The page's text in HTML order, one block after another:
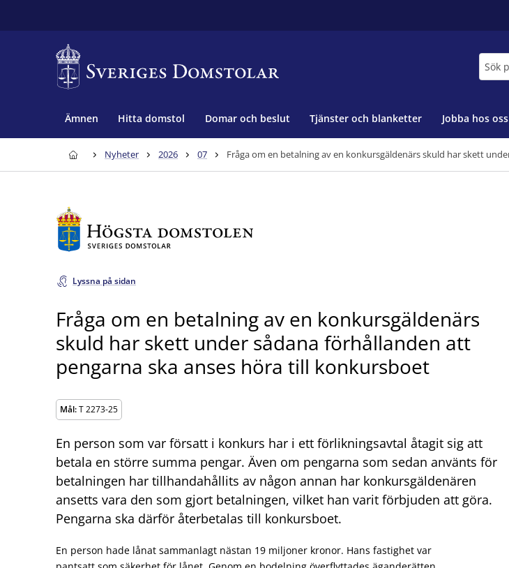
Ämnen Hitta domstol Domar och beslut Tjänster och blanketter Jobba hos oss
Nyheter 2026 07
Lyssna på sidan
Fråga om en betalning av en konkursgäldenärs
skuld har skett under sådana förhållanden att
pengarna ska anses höra till konkursboet
Mål:T 2273-25
En person som var försatt i konkurs har i ett förlikningsavtal åtagit sig att
betala en större summa pengar. Även om pengarna som sedan använts för
betalningen har tillhandahållits av någon annan har konkursgäldenären
ansetts vara den som gjort betalningen, vilket han varit förbjuden att göra.
Pengarna ska därför återbetalas till konkursboet.
En person hade lånat sammanlagt nästan 19 miljoner kronor. Hans fastighet var